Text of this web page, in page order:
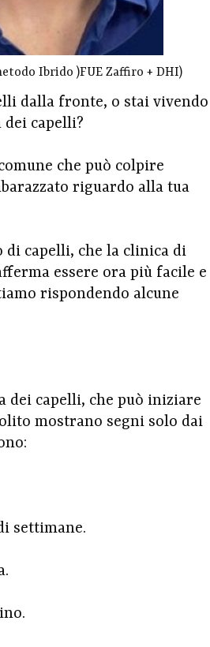
Ibrido )FUE Zaffiro + DHI)
dalla fronte, o stai vivendo
capelli?
che può colpire
riguardo alla tua
capelli, che la clinica di
essere ora più facile e
rispondendo alcune
capelli, che può iniziare
mostrano segni solo dai
settimane.